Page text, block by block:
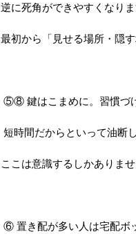
逆に死角ができやすくなりま
最初から「見せる場所・隠す
⑤⑧ 鍵はこまめに。習慣づ
短時間だからといって油断
ここは意識するしかありませ
⑥ 置き配が多い人は宅配ボ